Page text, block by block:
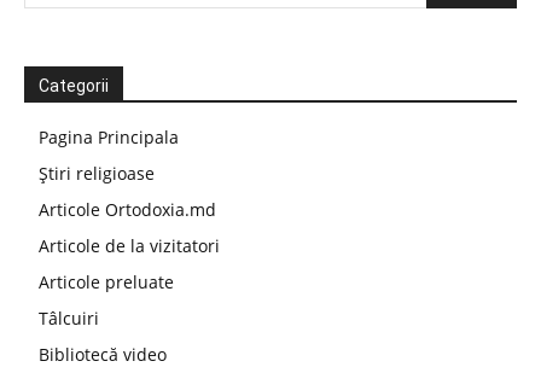
Categorii
Pagina Principala
Știri religioase
Articole Ortodoxia.md
Articole de la vizitatori
Articole preluate
Tâlcuiri
Bibliotecă video